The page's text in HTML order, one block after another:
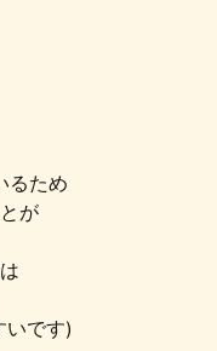
るため
が
いです)